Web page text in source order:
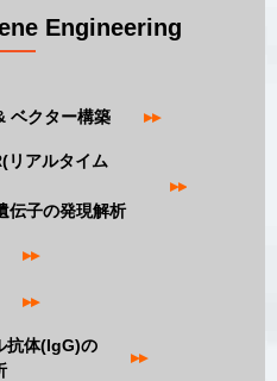
Engineering
ベクター構築▸▸
リアルタイム
伝子の発現解析
▸▸
抗体(IgG)の
▸▸